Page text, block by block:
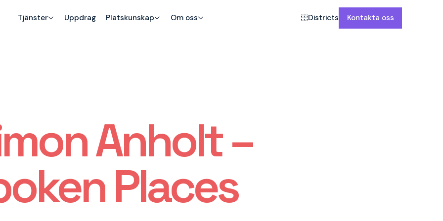
Tjänster Uppdrag Platskunskap Om oss Districts Kontakta oss
Anholt –
Places